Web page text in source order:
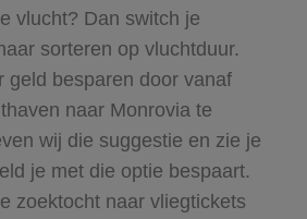
vlucht? Dan switch je
sorteren op vluchtduur.
geld besparen door vanaf
naar Monrovia te
wij die suggestie en zie je
je met die optie bespaart.
zoektocht naar vliegtickets